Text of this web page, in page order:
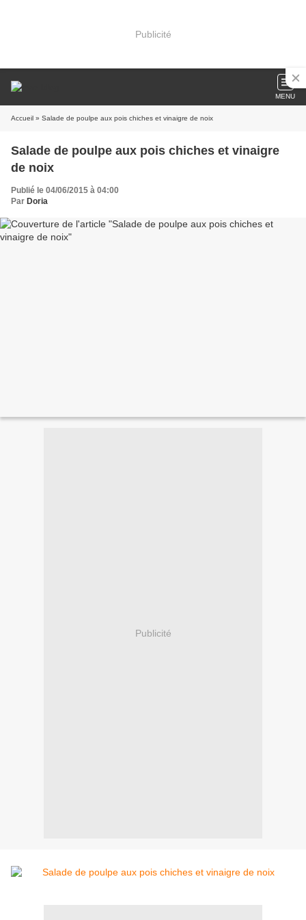
Publicité
MENU
Accueil » Salade de poulpe aux pois chiches et vinaigre de noix
Salade de poulpe aux pois chiches et vinaigre
de noix
Publié le 04/06/2015 à 04:00
Par Doria
Publicité